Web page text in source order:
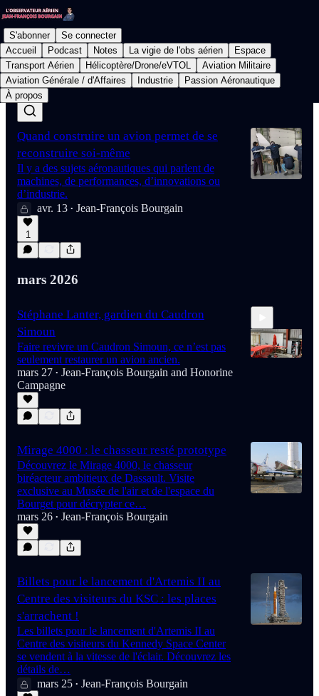
S'abonner
Se connecter
Accueil
Podcast Notes La vigie de l'obs aérien
Espace
Transport Aérien
Hélicoptère/Drone/eVTOL
Aviation Militaire
Aviation Générale / d'Affaires
Industrie
Passion Aéronautique
À propos
Dernier
Quand construire un avion permet de se
reconstruire soi-même
Il y a des sujets aéronautiques qui parlent de
machines, de performances, d’innovations ou
d’industrie.
avr. 13 • Jean-François Bourgain
1
mars 2026
Stéphane Lanter, gardien du Caudron
Simoun
Faire revivre un Caudron Simoun, ce n’est pas
seulement restaurer un avion ancien.
mars 27 • Jean-François Bourgain and Honorine
Campagne
Mirage 4000 : le chasseur resté prototype
Découvrez le Mirage 4000, le chasseur
biréacteur ambitieux de Dassault. Visite
exclusive au Musée de l'air et de l'espace du
Bourget pour décrypter ce…
mars 26 • Jean-François Bourgain
Billets pour le lancement d'Artemis II au
Centre des visiteurs du KSC : les places
s'arrachent !
Les billets pour le lancement d'Artemis II au
Centre des visiteurs du Kennedy Space Center
se vendent à la vitesse de l'éclair. Découvrez les
détails de…
mars 25 • Jean-François Bourgain